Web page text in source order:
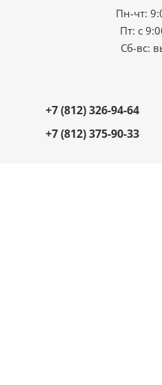
Пн-чт:
Пт: с
Сб-вс:
+7 (812) 326-94-64
+7 (812) 375-90-33